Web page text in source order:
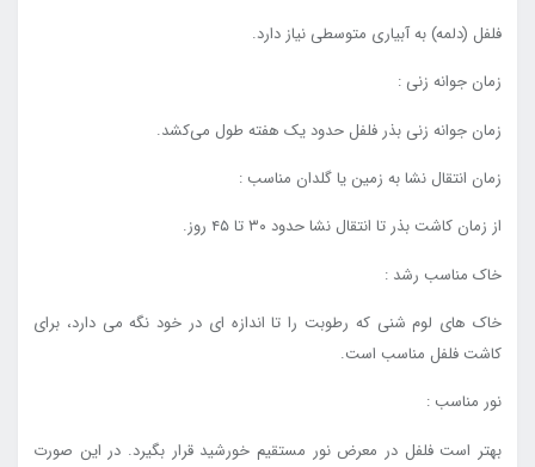
فلفل (دلمه) به آبیاری متوسطی نیاز دارد.
زمان جوانه زنی :
زمان جوانه زنی بذر فلفل حدود یک هفته طول می‌کشد.
زمان انتقال نشا به زمین یا گلدان مناسب :
از زمان کاشت بذر تا انتقال نشا حدود ۳۰ تا ۴۵ روز.
خاک مناسب رشد :
خاک های لوم شنی که رطوبت را تا اندازه ای در خود نگه می دارد، برای
کاشت فلفل مناسب است.
نور مناسب :
بهتر است فلفل در معرض نور مستقیم خورشید قرار بگیرد. در این صورت